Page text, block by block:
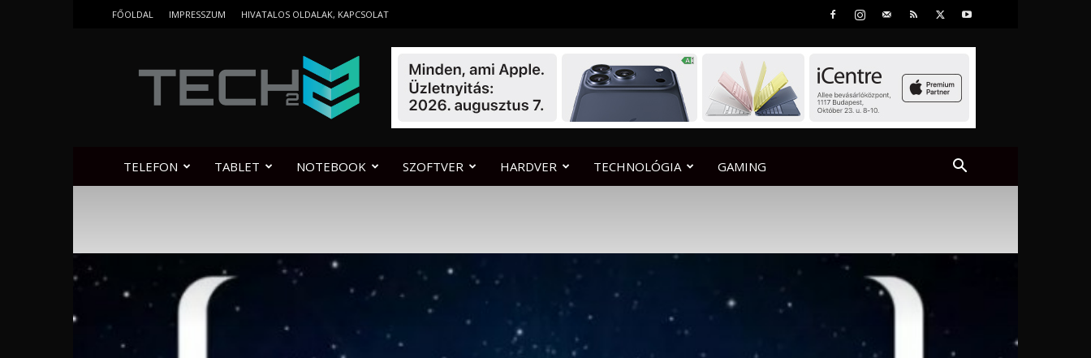
FŐOLDAL IMPRESSZUM HIVATALOS OLDALAK, KAPCSOLAT
TELEFON TABLET NOTEBOOK SZOFTVER HARDVER TECHNOLÓGIA GAMING